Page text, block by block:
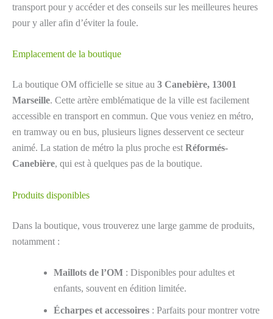
transport pour y accéder et des conseils sur les meilleures heures
pour y aller afin d’éviter la foule.
Emplacement de la boutique
La boutique OM officielle se situe au 3 Canebière, 13001
Marseille. Cette artère emblématique de la ville est facilement
accessible en transport en commun. Que vous veniez en métro,
en tramway ou en bus, plusieurs lignes desservent ce secteur
animé. La station de métro la plus proche est Réformés-
Canebière, qui est à quelques pas de la boutique.
Produits disponibles
Dans la boutique, vous trouverez une large gamme de produits,
notamment :
Maillots de l’OM : Disponibles pour adultes et
enfants, souvent en édition limitée.
Écharpes et accessoires : Parfaits pour montrer votre